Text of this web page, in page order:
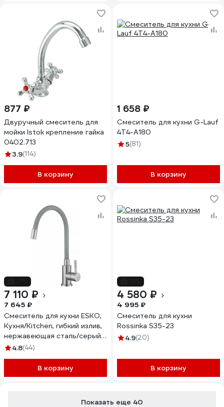
877 ₽
Двуручный смеситель для
мойки Istok крепление гайка
0402.713
3.9(114)
В корзину
1 658 ₽
Смеситель для кухни G-Lauf
4T4-A180
5(81)
В корзину
7 110 ₽
7 645 ₽
Смеситель для кухни ESKO,
Кухня/Kitchen, гибкий излив,
нержавеющая сталь/серый,
K44SG
4.8(44)
В корзину
4 580 ₽
4 995 ₽
Смеситель для кухни
Rossinka S35-23
4.9(20)
В корзину
Показать еще 40